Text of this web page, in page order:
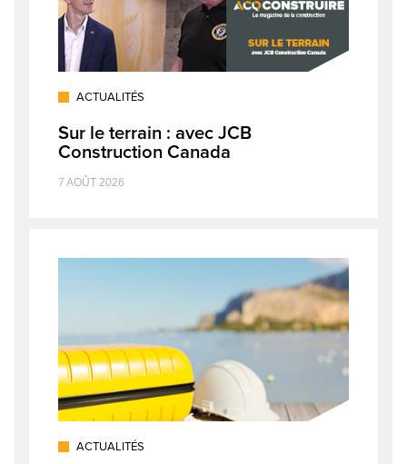
ACTUALITÉS
Sur le terrain : avec JCB
Construction Canada
7 AOÛT 2026
ACTUALITÉS